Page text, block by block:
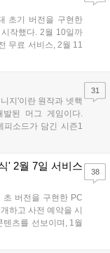
초기 버전을 구현한
작했다. 2월 10일까
무료 서비스, 2월 11
지'이란 원작과 넷핵
된 머그 게임이다.
소드가 담긴 시즌1
아덴 왕국의 왕자인
통하는 정체성으로
31
' 2월 7일 서비스
버전을 구현한 PC
하고 사전 예약을 시
츠를 선보이며, 1월
11일 월정액 서비
38